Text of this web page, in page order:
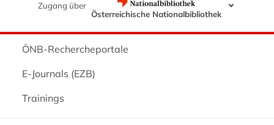
Zugang über
Österreichische Nationalbibliothek
ÖNB-Rechercheportale
E-Journals (EZB)
Trainings